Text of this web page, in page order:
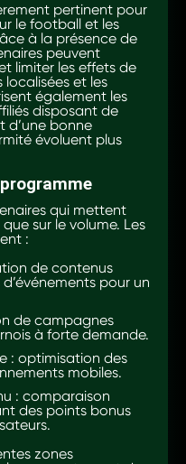
pertinent pour
le football et les
à la présence de
peuvent
limiter les effets de
localisées et les
également les
disposant de
d’une bonne
évoluent plus
qui mettent
sur le volume. Les
:
de contenus
pour un
de campagnes
à forte demande.
: optimisation des
mobiles.
: comparaison
des points bonus
zones